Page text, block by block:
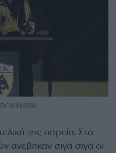
της πορεία. Στο
σιγά σιγά οι